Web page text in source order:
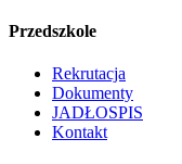
Przedszkole
Rekrutacja
Dokumenty
JADŁOSPIS
Kontakt